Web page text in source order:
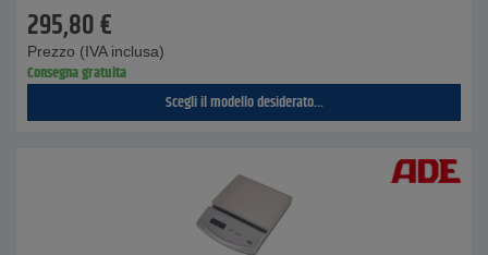
295,80€
Prezzo (IVA inclusa)
Consegna gratuita
Scegli il modello desiderato...